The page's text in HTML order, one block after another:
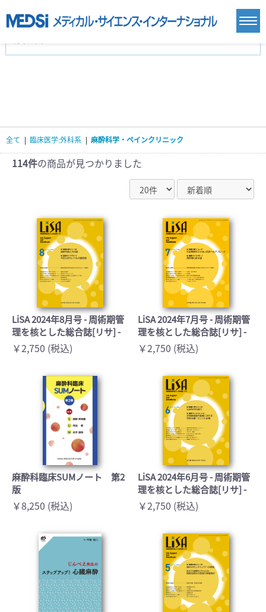
臨床医学:一般(359) 臨床医学:内科系(407)
基礎医学(93)
看護学(21)
医療技術(16)
栄養学(0)
薬学(7)
医学一般(91) マルチメディア(0)
全て | 臨床医学:外科系 | 麻酔科学・ペインクリニック
114件の商品が見つかりました
LiSA 2024年8月号 - 周術期管
理を核とした総合誌[リサ] -
￥2,750 (税込)
LiSA 2024年7月号 - 周術期管
理を核とした総合誌[リサ] -
￥2,750 (税込)
麻酔科臨床SUMノート 第2
版
￥8,250 (税込)
LiSA 2024年6月号 - 周術期管
理を核とした総合誌[リサ] -
￥2,750 (税込)